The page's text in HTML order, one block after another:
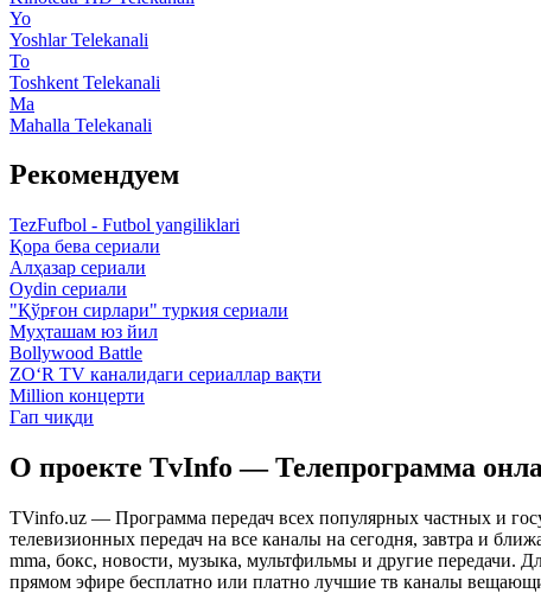
Yo
Yoshlar Telekanali
To
Toshkent Telekanali
Ma
Mahalla Telekanali
Рекомендуем
TezFufbol - Futbol yangiliklari
Қора бева сериали
Алҳазар сериали
Oydin сериали
"Қўрғон сирлари" туркия сериали
Муҳташам юз йил
Bollywood Battle
ZO‘R TV каналидаги сериаллар вақти
Million концерти
Гап чиқди
О проекте TvInfo — Телепрограмма
TVinfo.uz — Программа передач всех популярных частных и
телевизионных передач на все каналы на сегодня, завтра и
mma, бокс, новости, музыка, мультфильмы и другие передачи.
прямом эфире бесплатно или платно лучшие тв каналы